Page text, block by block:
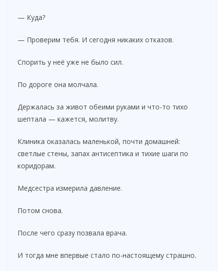
— Куда?
— Проверим тебя. И сегодня никаких отказов.
Спорить у неё уже не было сил.
По дороге она молчала.
Держалась за живот обеими руками и что-то тихо
шептала — кажется, молитву.
Клиника оказалась маленькой, почти домашней:
светлые стены, запах антисептика и тихие шаги по
коридорам.
Медсестра измерила давление.
Потом снова.
После чего сразу позвала врача.
И тогда мне впервые стало по-настоящему страшно.